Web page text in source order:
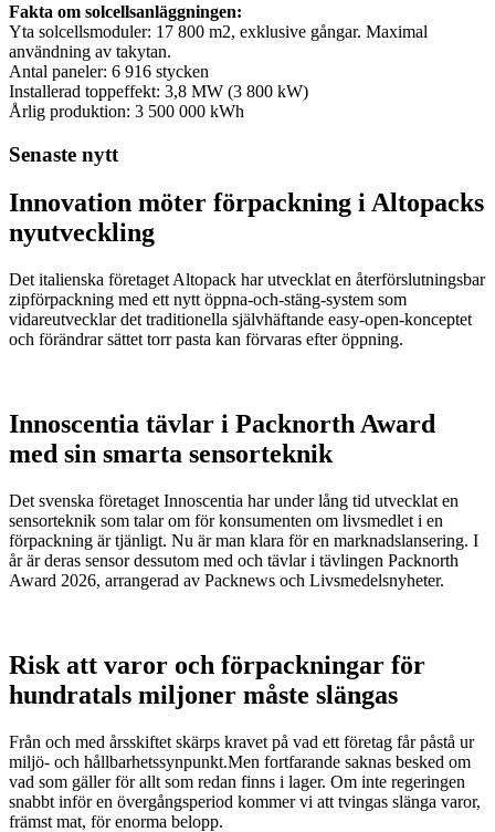
Fakta om solcellsanläggningen:
Yta solcellsmoduler: 17 800 m2, exklusive gångar. Maximal
användning av takytan.
Antal paneler: 6 916 stycken
Installerad toppeffekt: 3,8 MW (3 800 kW)
Årlig produktion: 3 500 000 kWh
Senaste nytt
Innovation möter förpackning i Altopacks
nyutveckling
Det italienska företaget Altopack har utvecklat en återförslutningsbar
zipförpackning med ett nytt öppna-och-stäng-system som
vidareutvecklar det traditionella självhäftande easy-open-konceptet
och förändrar sättet torr pasta kan förvaras efter öppning.
Innoscentia tävlar i Packnorth Award
med sin smarta sensorteknik
Det svenska företaget Innoscentia har under lång tid utvecklat en
sensorteknik som talar om för konsumenten om livsmedlet i en
förpackning är tjänligt. Nu är man klara för en marknadslansering. I
år är deras sensor dessutom med och tävlar i tävlingen Packnorth
Award 2026, arrangerad av Packnews och Livsmedelsnyheter.
Risk att varor och förpackningar för
hundratals miljoner måste slängas
Från och med årsskiftet skärps kravet på vad ett företag får påstå ur
miljö- och hållbarhetssynpunkt.Men fortfarande saknas besked om
vad som gäller för allt som redan finns i lager. Om inte regeringen
snabbt inför en övergångsperiod kommer vi att tvingas slänga varor,
främst mat, för enorma belopp.